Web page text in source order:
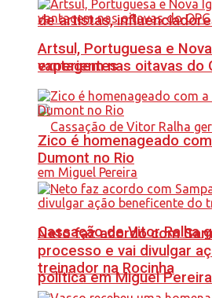
de artistas,
experientes
Cassação de Vitor Ralha
política em Miguel Pereira
Artsul, Portuguesa e
vantagem nas oitavas do
Zico é homenageado
Dumont no Rio
Neto faz acordo com
processo e vai divulgar
treinador na Rocinha